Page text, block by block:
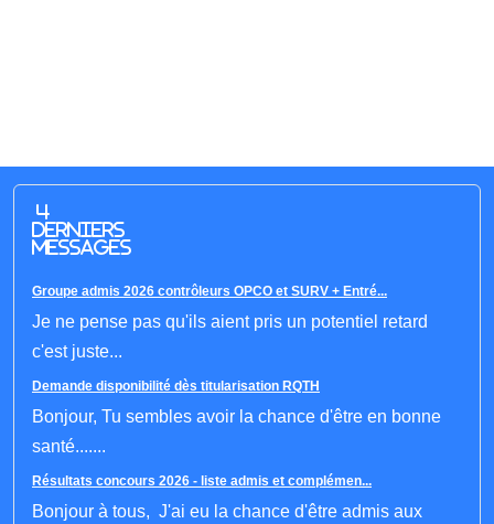
4
derniers
messages
Groupe admis 2026 contrôleurs OPCO et SURV + Entré...
Je ne pense pas qu'ils aient pris un potentiel retard
c'est juste...
Demande disponibilité dès titularisation RQTH
Bonjour, Tu sembles avoir la chance d'être en bonne
santé.......
Résultats concours 2026 - liste admis et complémen...
Bonjour à tous, J'ai eu la chance d'être admis aux